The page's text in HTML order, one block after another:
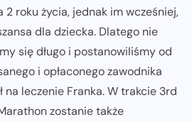
2 roku życia, jednak im wcześniej,
dla dziecka. Dlatego nie
się długo i postanowiliśmy od
i opłaconego zawodnika
na leczenie Franka. W trakcie 3rd
zostanie także